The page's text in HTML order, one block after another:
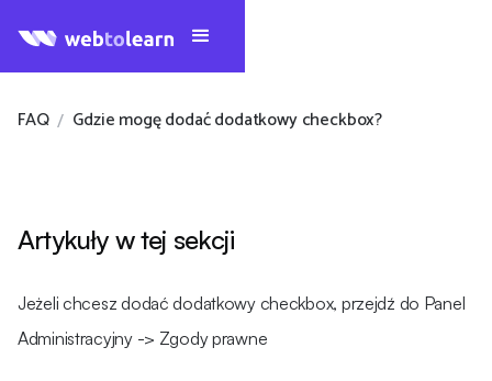
FAQ / Gdzie mogę dodać dodatkowy checkbox?
Artykuły w tej sekcji
Jeżeli chcesz dodać dodatkowy checkbox, przejdź do Panel
Administracyjny -> Zgody prawne